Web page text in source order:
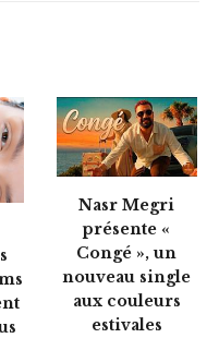
Nasr Megri
présente «
Congé », un
nouveau single
aux couleurs
estivales